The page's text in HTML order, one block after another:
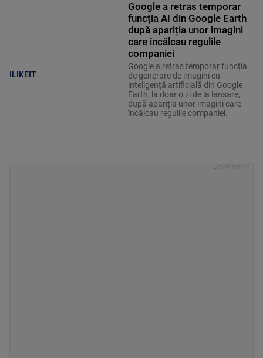
ILIKEIT
Google a retras temporar
funcția AI din Google Earth
după apariția unor imagini
care încălcau regulile
companiei
Google a retras temporar funcția
de generare de imagini cu
inteligență artificială din Google
Earth, la doar o zi de la lansare,
după apariția unor imagini care
încălcau regulile companiei.